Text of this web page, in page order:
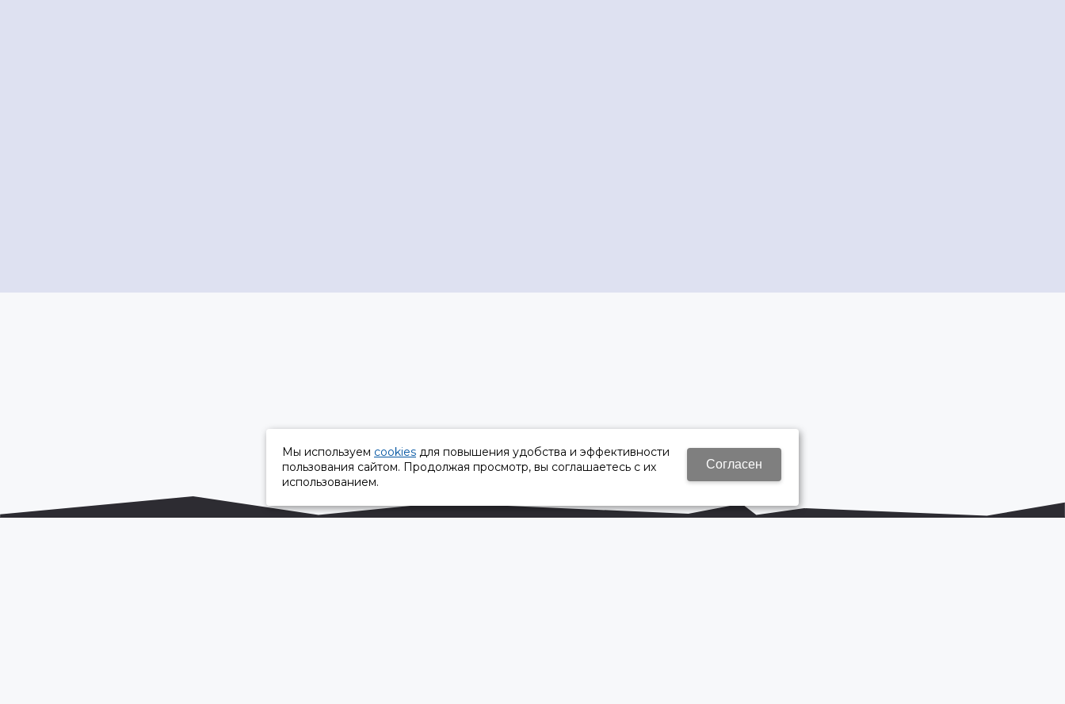
Мы используем cookies для повышения удобства и эффективности
пользования сайтом. Продолжая просмотр, вы соглашаетесь с их
использованием.
Согласен